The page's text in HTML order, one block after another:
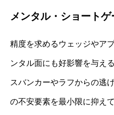
メンタル・ショート
精度を求めるウェッジやア
ンタル面にも好影響を与え
スバンカーやラフからの逃
の不安要素を最小限に抑え